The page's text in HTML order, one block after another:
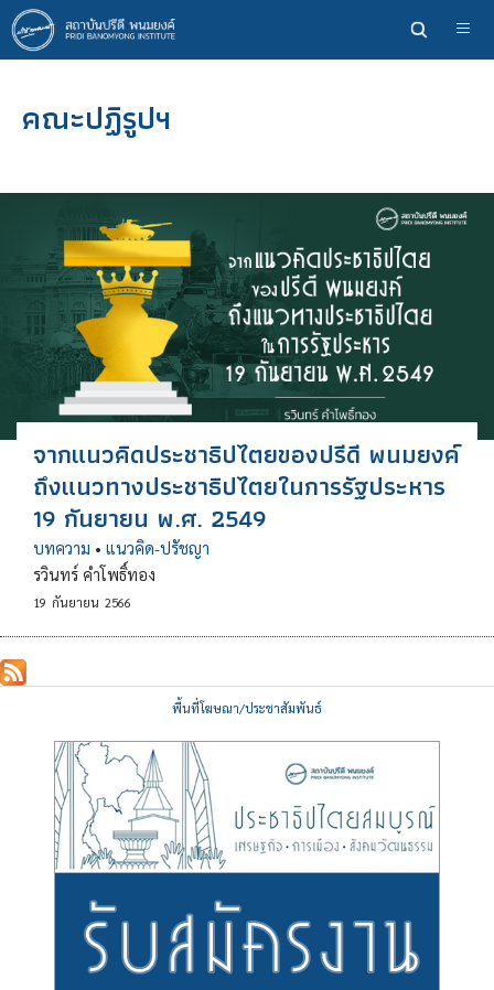
ข้าม
ไป
ยัง
หลักคณะปฏิรูปฯ
จากแนวคิดประชาธิปไตยของปรีดี พนมยงค์
ถึงแนวทางประชาธิปไตยในการรัฐประหาร
19 กันยายน พ.ศ. 2549
บทความ • แนวคิด-ปรัชญา
รวินทร์ คำโพธิ์ทอง
19 กันยายน 2566
พื้นที่โฆษณา/ประชาสัมพันธ์